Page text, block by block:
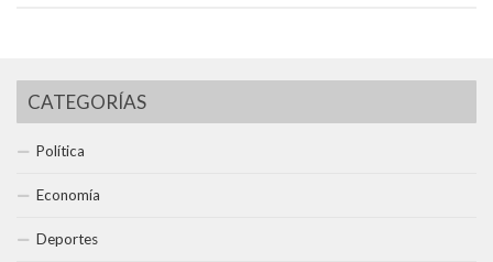
CATEGORÍAS
Política
Economía
Deportes